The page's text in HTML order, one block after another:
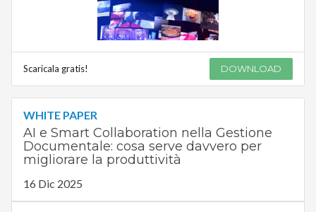
Scaricala gratis! DOWNLOAD
WHITE PAPER
AI e Smart Collaboration nella Gestione
Documentale: cosa serve davvero per
migliorare la produttività
16 Dic 2025